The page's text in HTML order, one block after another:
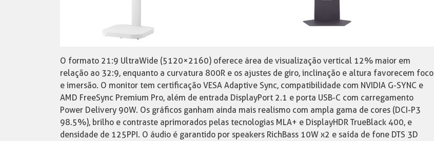
O formato 21:9 UltraWide (5120×2160) oferece área de visualização vertical 12% maior em
relação ao 32:9, enquanto a curvatura 800R e os ajustes de giro, inclinação e altura favorecem foco
e imersão. O monitor tem certificação VESA Adaptive Sync, compatibilidade com NVIDIA G-SYNC e
AMD FreeSync Premium Pro, além de entrada DisplayPort 2.1 e porta USB-C com carregamento
Power Delivery 90W. Os gráficos ganham ainda mais realismo com ampla gama de cores (DCI-P3
98.5%), brilho e contraste aprimorados pelas tecnologias MLA+ e DisplayHDR TrueBlack 400, e
densidade de 125PPI. O áudio é garantido por speakers RichBass 10W x2 e saída de fone DTS 3D